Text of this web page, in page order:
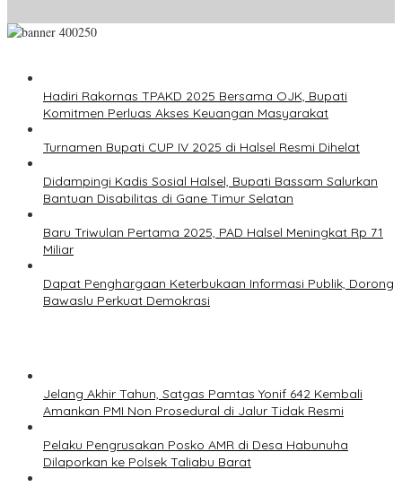
Hadiri Rakornas TPAKD 2025 Bersama OJK, Bupati
Komitmen Perluas Akses Keuangan Masyarakat
Turnamen Bupati CUP IV 2025 di Halsel Resmi Dihelat
Didampingi Kadis Sosial Halsel, Bupati Bassam Salurkan
Bantuan Disabilitas di Gane Timur Selatan
Baru Triwulan Pertama 2025, PAD Halsel Meningkat Rp 71
Miliar
Dapat Penghargaan Keterbukaan Informasi Publik, Dorong
Bawaslu Perkuat Demokrasi
Jelang Akhir Tahun, Satgas Pamtas Yonif 642 Kembali
Amankan PMI Non Prosedural di Jalur Tidak Resmi
Pelaku Pengrusakan Posko AMR di Desa Habunuha
Dilaporkan ke Polsek Taliabu Barat